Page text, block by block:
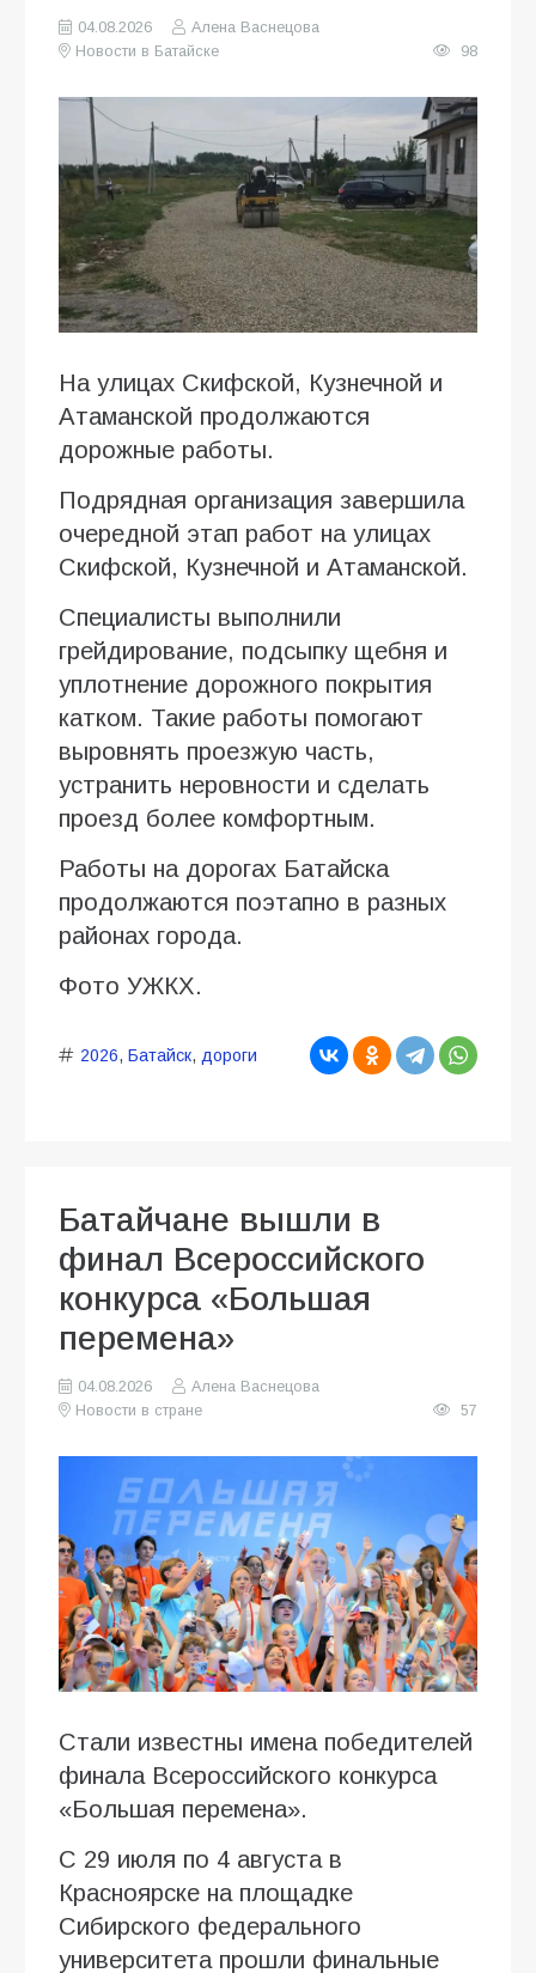
04.08.2026
Алена Васнецова
Новости в Батайске
98
На улицах Скифской, Кузнечной и
Атаманской продолжаются
дорожные работы.
Подрядная организация завершила
очередной этап работ на улицах
Скифской, Кузнечной и Атаманской.
Специалисты выполнили
грейдирование, подсыпку щебня и
уплотнение дорожного покрытия
катком. Такие работы помогают
выровнять проезжую часть,
устранить неровности и сделать
проезд более комфортным.
Работы на дорогах Батайска
продолжаются поэтапно в разных
районах города.
Фото УЖКХ.
2026, Батайск, дороги
Батайчане вышли в
финал Всероссийского
конкурса «Большая
перемена»
04.08.2026
Алена Васнецова
Новости в стране
57
Стали известны имена победителей
финала Всероссийского конкурса
«Большая перемена».
С 29 июля по 4 августа в
Красноярске на площадке
Сибирского федерального
университета прошли финальные